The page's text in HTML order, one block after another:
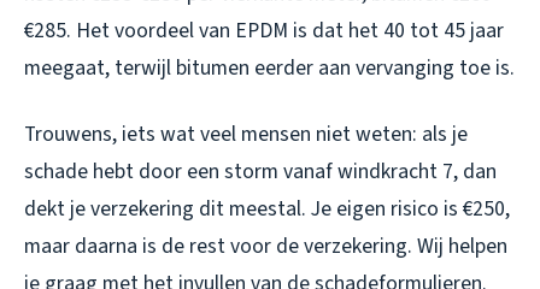
€285. Het voordeel van EPDM is dat het 40 tot 45 jaar
meegaat, terwijl bitumen eerder aan vervanging toe is.
Trouwens, iets wat veel mensen niet weten: als je
schade hebt door een storm vanaf windkracht 7, dan
dekt je verzekering dit meestal. Je eigen risico is €250,
maar daarna is de rest voor de verzekering. Wij helpen